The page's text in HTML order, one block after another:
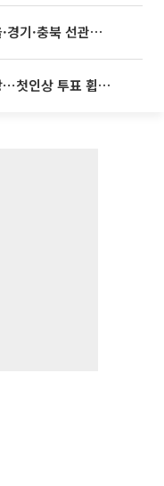
관위 등 추가 압수수색
‘나솔사계’ 국화, 결별 후 재등장⋯첫인상 투표 휩쓸고 ‘인기녀’ 등극